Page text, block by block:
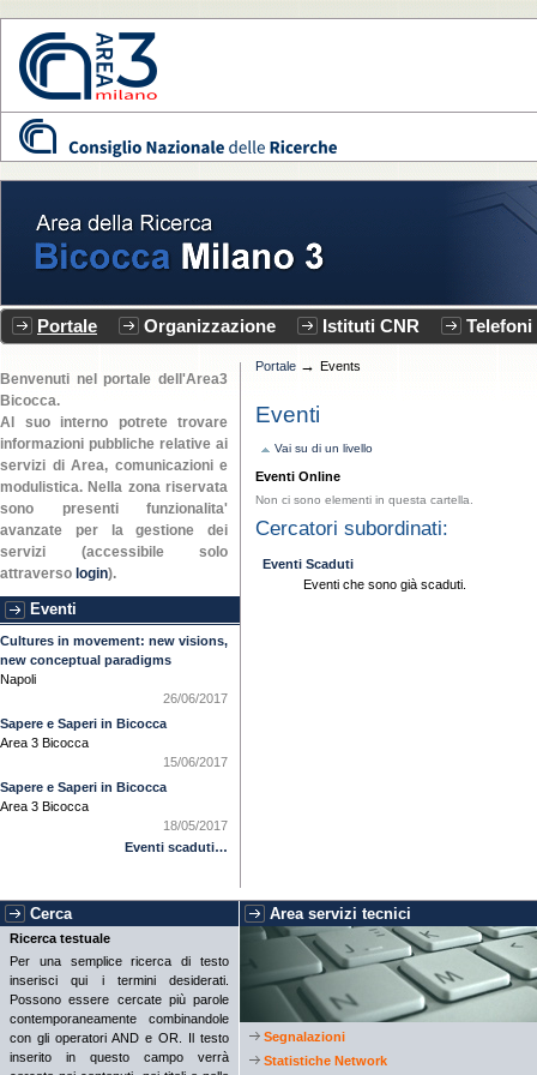
contenuti.
Spostati
navigazione
CNR - Area3
Bicocca
SezioniPortale Organizzazione Istituti CNR Telefoni
Benvenuti nel portale dell'Area3
Bicocca.
Al suo interno potrete trovare
informazioni pubbliche relative ai
servizi di Area, comunicazioni e
modulistica. Nella zona riservata
sono presenti funzionalita'
avanzate per la gestione dei
servizi (accessibile solo
attraverso login).
Eventi
Cultures in movement: new visions,
new conceptual paradigms
Napoli
26/06/2017
Sapere e Saperi in Bicocca
Area 3 Bicocca
15/06/2017
Sapere e Saperi in Bicocca
Area 3 Bicocca
18/05/2017
Eventi scaduti…
Portale → Events
Eventi
Vai su di un livello
Eventi Online
Non ci sono elementi in questa cartella.
Cercatori subordinati:
Eventi Scaduti
Eventi che sono già scaduti.
Cerca Area servizi tecnici
Ricerca testuale
Per una semplice ricerca di testo
inserisci qui i termini desiderati.
Possono essere cercate più parole
contemporaneamente combinandole
con gli operatori AND e OR. Il testo
inserito in questo campo verrà
Segnalazioni
Statistiche Network